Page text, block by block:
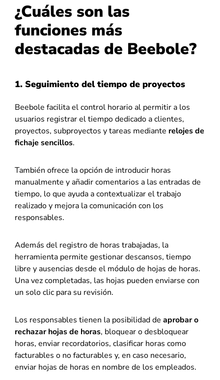
¿Cuáles son las
funciones más
destacadas de Beebole?
1. Seguimiento del tiempo de proyectos
Beebole facilita el control horario al permitir a los
usuarios registrar el tiempo dedicado a clientes,
proyectos, subproyectos y tareas mediante relojes de
fichaje sencillos.
También ofrece la opción de introducir horas
manualmente y añadir comentarios a las entradas de
tiempo, lo que ayuda a contextualizar el trabajo
realizado y mejora la comunicación con los
responsables.
Además del registro de horas trabajadas, la
herramienta permite gestionar descansos, tiempo
libre y ausencias desde el módulo de hojas de horas.
Una vez completadas, las hojas pueden enviarse con
un solo clic para su revisión.
Los responsables tienen la posibilidad de aprobar o
rechazar hojas de horas, bloquear o desbloquear
horas, enviar recordatorios, clasificar horas como
facturables o no facturables y, en caso necesario,
enviar hojas de horas en nombre de los empleados.